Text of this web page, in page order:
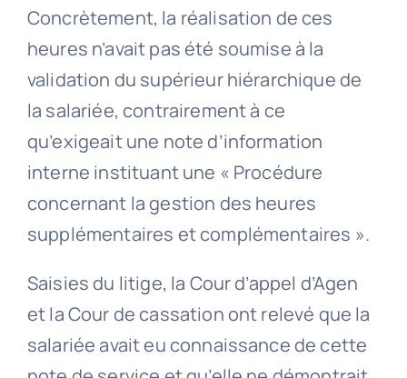
Concrètement, la réalisation de ces
heures n’avait pas été soumise à la
validation du supérieur hiérarchique de
la salariée, contrairement à ce
qu’exigeait une note d’information
interne instituant une « Procédure
concernant la gestion des heures
supplémentaires et complémentaires ».
Saisies du litige, la Cour d’appel d’Agen
et la Cour de cassation ont relevé que la
salariée avait eu connaissance de cette